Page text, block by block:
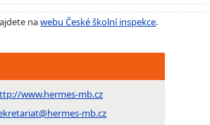
nawebu České školní inspekce.
www.hermes-mb.cz
mb.cz